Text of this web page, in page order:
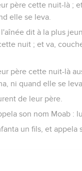
père cette nuit-là ;
elle se leva.
dit à la plus
nuit ; et va,
père cette nuit-là
ni quand elle se leva.
de leur père.
son nom Moab :
un fils, et